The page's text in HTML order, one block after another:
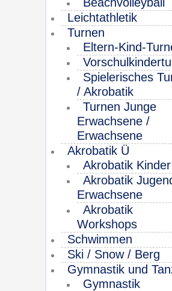
Leichtathletik
Turnen
Eltern-Kind-
Spielerisches
/ Akrobatik
Turnen Junge
Erwachsene /
Erwachsene
Akrobatik Ü
Akrobatik Kinder
Akrobatik
Erwachsene
Akrobatik
Workshops
Schwimmen
Ski / Snow / Berg
Gymnastik und
Gymnastik